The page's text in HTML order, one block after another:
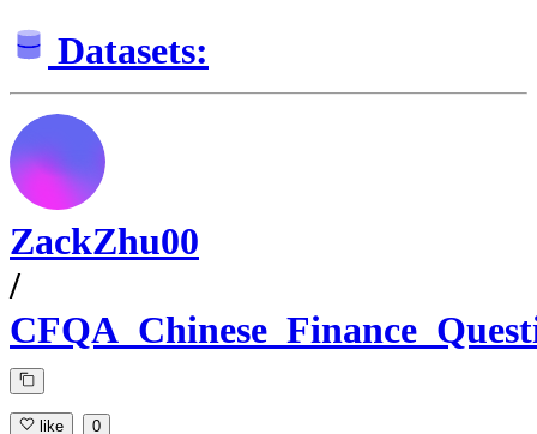
Datasets:
ZackZhu00
/
like 0